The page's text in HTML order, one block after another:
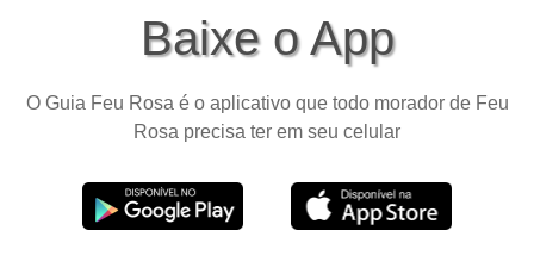
Baixe o App
O Guia Feu Rosa é o aplicativo que todo morador de Feu
Rosa precisa ter em seu celular